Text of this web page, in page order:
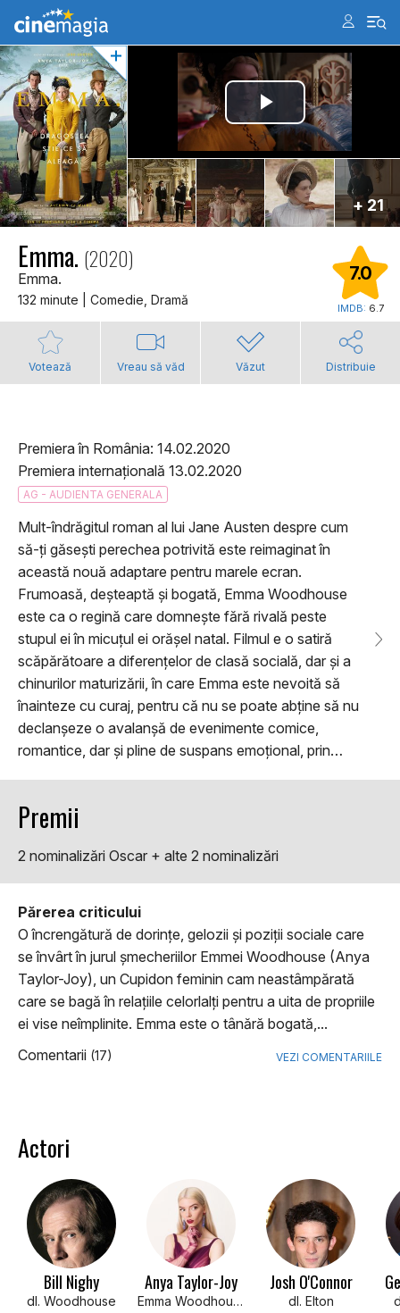
+ 21
Emma. (2020)
Emma.
132 minute | Comedie, Dramă
7.0
IMDB: 6.7
Votează Vreau să văd Văzut Distribuie
Premiera în România: 14.02.2020
Premiera internațională 13.02.2020
AG - AUDIENTA GENERALA
Mult-îndrăgitul roman al lui Jane Austen despre cum
să-ți găsești perechea potrivită este reimaginat în
această nouă adaptare pentru marele ecran.
Frumoasă, deșteaptă și bogată, Emma Woodhouse
este ca o regină care domnește fără rivală peste
stupul ei în micuțul ei orășel natal. Filmul e o satiră
scăpărătoare a diferențelor de clasă socială, dar și a
chinurilor maturizării, în care Emma este nevoită să
înainteze cu curaj, pentru că nu se poate abține să nu
declanșeze o avalanșă de evenimente comice,
romantice, dar și pline de suspans emoțional, prin…
Premii
2 nominalizări Oscar + alte 2 nominalizări
Părerea criticului
O încrengătură de dorințe, gelozii și poziții sociale care
se învârt în jurul șmecheriilor Emmei Woodhouse (Anya
Taylor-Joy), un Cupidon feminin cam neastâmpărată
care se bagă în relațiile celorlalți pentru a uita de propriile
ei vise neîmplinite. Emma este o tânără bogată,...
Comentarii (17) VEZI COMENTARIILE
Actori
Bill Nighy
dl. Woodhouse
Anya Taylor-Joy
Emma Woodhouse
Josh O'Connor
dl. Elton